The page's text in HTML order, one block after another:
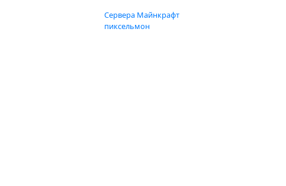
Сервера Майнкрафт
пиксельмон